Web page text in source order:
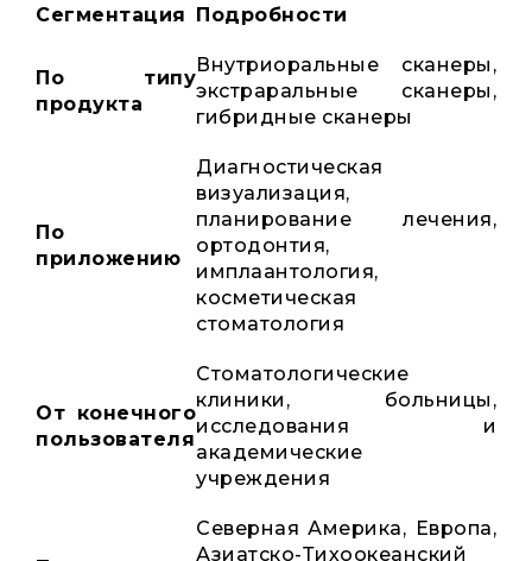
Сегментация Подробности
По типу
продукта
Внутриоральные сканеры,
экстраральные сканеры,
гибридные сканеры
По
приложению
Диагностическая
визуализация,
планирование лечения,
ортодонтия,
имплаантология,
косметическая
стоматология
От конечного
пользователя
Стоматологические
клиники, больницы,
исследования и
академические
учреждения
Северная Америка, Европа,
Азиатско-Тихоокеанский